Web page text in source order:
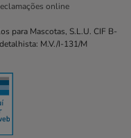
online
para Mascotas, S.L.U. CIF B-
M.V./I-131/M